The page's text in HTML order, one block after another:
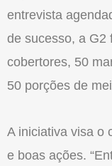
entrevista
de sucesso, a G2
cobertores, 50
50 porções de
A iniciativa visa o
e boas ações.